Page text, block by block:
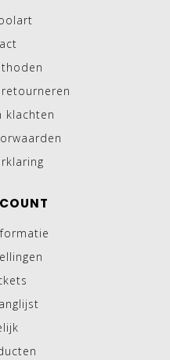
klachten